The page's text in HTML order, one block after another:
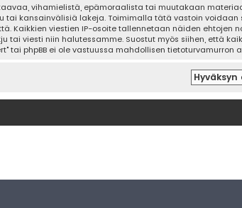
vihamielistä, epämoraalista tai muutakaan
tai kansainvälisiä lakeja. Toimimalla tätä vastoin
Kaikkien viestien IP-osoite tallennetaan näiden ehtojen
tai viesti niin halutessamme. Suostut myös siihen, että
tai phpBB ei ole vastuussa mahdollisen